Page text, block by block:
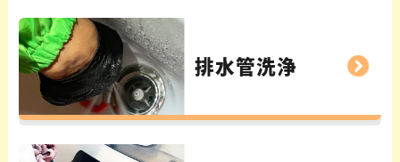
排水管洗浄